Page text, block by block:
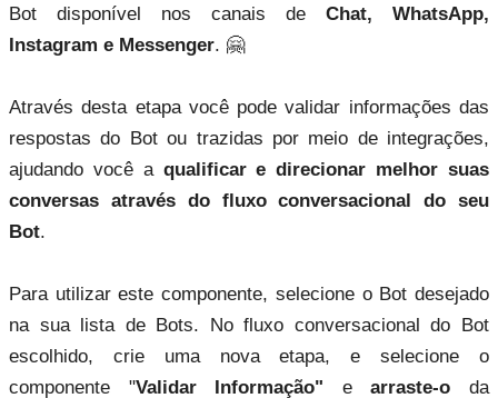
Bot disponível nos canais de Chat, WhatsApp,
Instagram e Messenger. 🤗
Através desta etapa você pode validar informações das
respostas do Bot ou trazidas por meio de integrações,
ajudando você a qualificar e direcionar melhor suas
conversas através do fluxo conversacional do seu
Bot.
Para utilizar este componente, selecione o Bot desejado
na sua lista de Bots. No fluxo conversacional do Bot
escolhido, crie uma nova etapa, e selecione o
componente "Validar Informação" earraste-oda